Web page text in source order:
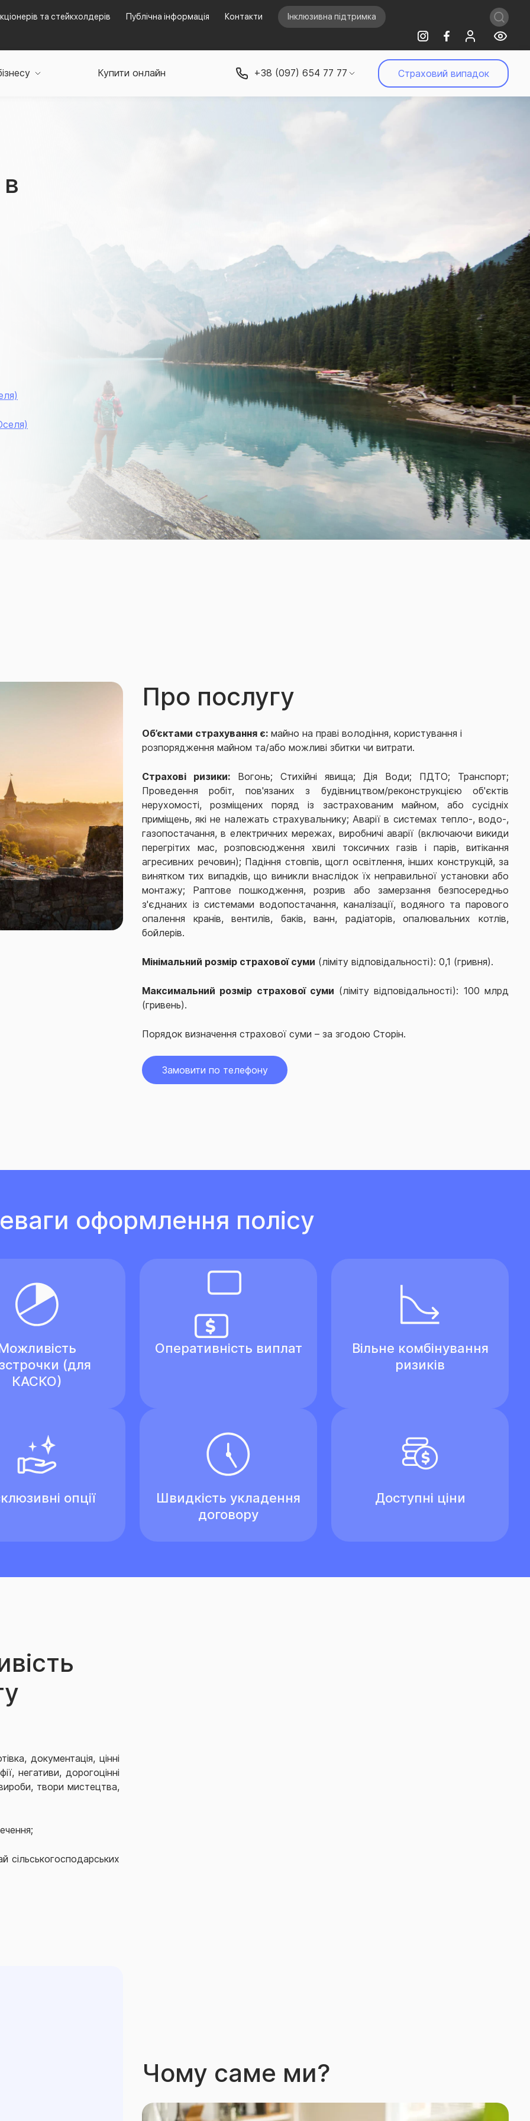
та стейкхолдерів Публічна інформація Контакти Інклюзивна підтримка
Купити онлайн +38 (097) 654 77 77 Страховий випадок
Про послугу
Об’єктами страхування є: майно на праві володіння, користування і
розпорядження майном та/або можливі збитки чи витрати.
Страхові ризики: Вогонь; Стихійні явища; Дія Води; ПДТО; Транспорт;
Проведення робіт, пов'язаних з будівництвом/реконструкцією об'єктів
нерухомості, розміщених поряд із застрахованим майном, або сусідніх
приміщень, які не належать страхувальнику; Аварії в системах тепло-, водо-,
газопостачання, в електричних мережах, виробничі аварії (включаючи викиди
перегрітих мас, розповсюдження хвилі токсичних газів і парів, витікання
агресивних речовин); Падіння стовпів, щогл освітлення, інших конструкцій, за
винятком тих випадків, що виникли внаслідок їх неправильної установки або
монтажу; Раптове пошкодження, розрив або замерзання безпосередньо
з'єднаних із системами водопостачання, каналізації, водяного та парового
опалення кранів, вентилів, баків, ванн, радіаторів, опалювальних котлів,
бойлерів.
Мінімальний розмір страхової суми (ліміту відповідальності): 0,1 (гривня).
Максимальний розмір страхової суми (ліміту відповідальності): 100 млрд
(гривень).
Порядок визначення страхової суми – за згодою Сторін.
Замовити по телефону
оформлення полісу
(для
КАСКО)
Оперативність виплат
Вільне комбінування
ризиків
опції
Швидкість укладення
договору
Доступні ціни
документація, цінні
негативи, дорогоцінні
твори мистецтва,
сільськогосподарських
Чому саме ми?